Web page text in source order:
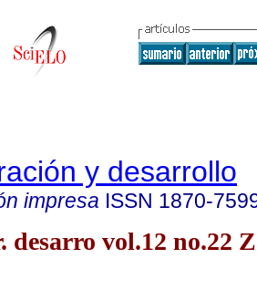
y desarrollo
impresa ISSN 1870-
desarro vol.12 no.22